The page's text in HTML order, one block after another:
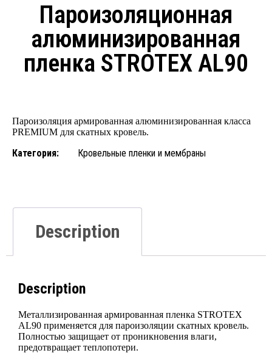
Пароизоляционная
алюминизированная
пленка STROTEX AL90
Пароизоляция армированная алюминизированная класса
PREMIUM для скатных кровель.
Категория: Кровельные пленки и мембраны
Description
Description
Металлизированная армированная пленка STROTEX
AL90 применяется для пароизоляции скатных кровель.
Полностью защищает от проникновения влаги,
предотвращает теплопотери.